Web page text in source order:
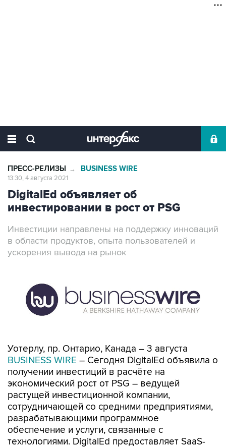
ПРЕСС-РЕЛИЗЫ → BUSINESS WIRE
13:30, 4 августа 2021
DigitalEd объявляет об
инвестировании в рост от PSG
Инвестиции направлены на поддержку инноваций
в области продуктов, опыта пользователей и
ускорения вывода на рынок
Уотерлу, пр. Онтарио, Канада – 3 августа
BUSINESS WIRE – Сегодня DigitalEd объявила о
получении инвестиций в расчёте на
экономический рост от PSG – ведущей
растущей инвестиционной компании,
сотрудничающей со средними предприятиями,
разрабатывающими программное
обеспечение и услуги, связанные с
технологиями. DigitalEd предоставляет SaaS-